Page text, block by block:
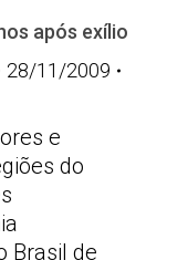
após exílio
28/11/2009
e
do
Brasil de